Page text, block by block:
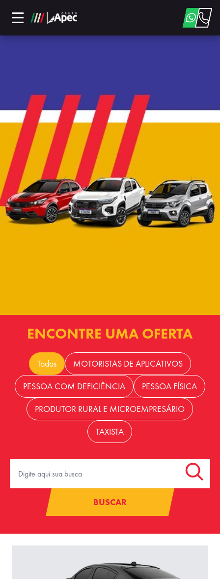
ENCONTRE UMA OFERTA
Todas MOTORISTAS DE APLICATIVOS
PESSOA COM DEFICIÊNCIA PESSOA FÍSICA
PRODUTOR RURAL E MICROEMPRESÁRIO
TAXISTA
BUSCAR